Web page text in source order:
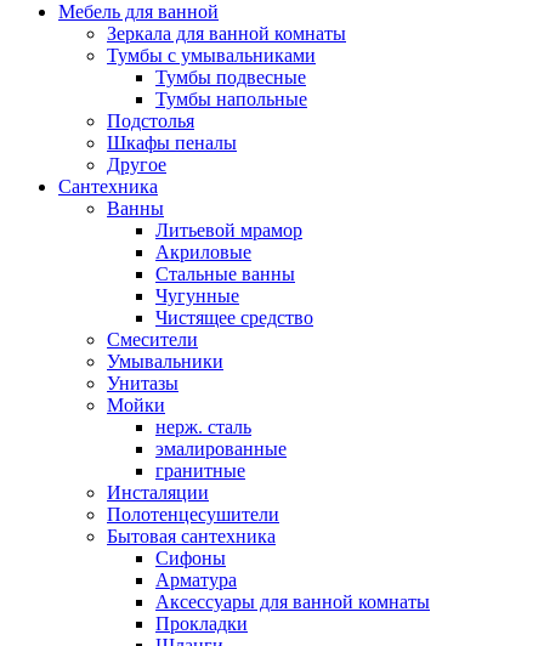
Мебель для ванной
Зеркала для ванной комнаты
Тумбы с умывальниками
Тумбы подвесные
Тумбы напольные
Подстолья
Шкафы пеналы
Другое
Сантехника
Ванны
Литьевой мрамор
Акриловые
Стальные ванны
Чугунные
Чистящее средство
Смесители
Умывальники
Унитазы
Мойки
нерж. сталь
эмалированные
гранитные
Инсталяции
Полотенцесушители
Бытовая сантехника
Сифоны
Арматура
Аксессуары для ванной комнаты
Прокладки